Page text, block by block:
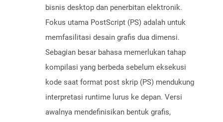
bisnis desktop dan penerbitan elektronik.
Fokus utama PostScript (PS) adalah untuk
memfasilitasi desain grafis dua dimensi.
Sebagian besar bahasa memerlukan tahap
kompilasi yang berbeda sebelum eksekusi
kode saat format post skrip (PS) mendukung
interpretasi runtime lurus ke depan. Versi
awalnya mendefinisikan bentuk grafis,